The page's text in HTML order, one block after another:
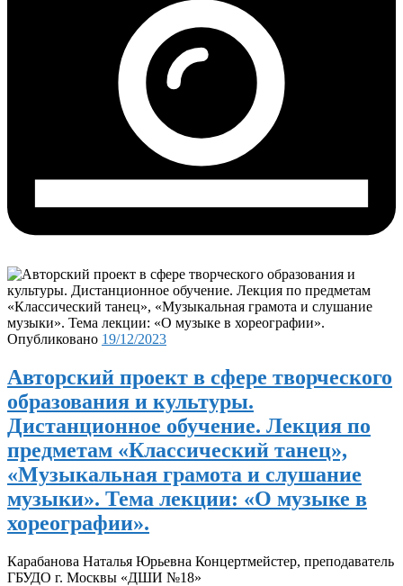
Опубликовано 19/12/2023
Авторский проект в сфере творческого
образования и культуры.
Дистанционное обучение. Лекция по
предметам «Классический танец»,
«Музыкальная грамота и слушание
музыки». Тема лекции: «О музыке в
хореографии».
Карабанова Наталья Юрьевна Концертмейстер, преподаватель
ГБУДО г. Москвы «ДШИ №18»